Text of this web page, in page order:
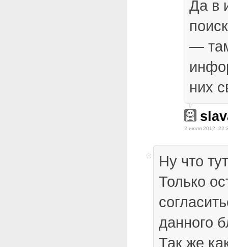
Да в
—
них
2 июля 2012,
Ну что
Только
данного
Так же